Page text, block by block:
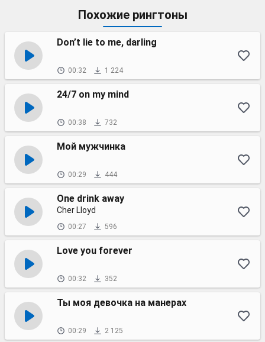
Похожие рингтоны
Don’t lie to me, darling
00:32 1 224
24/7 on my mind
00:38 732
Мой мужчинка
00:29 444
One drink away
Cher Lloyd
00:27 596
Love you forever
00:32 352
Ты моя девочка на манерах
00:29 2 125